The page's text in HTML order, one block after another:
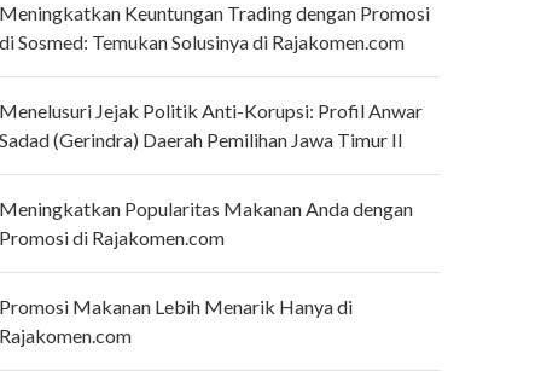
Keuntungan Trading dengan Promosi
Sosmed: Temukan Solusinya di Rajakomen.com
Jejak Politik Anti-Korupsi: Profil Anwar
(Gerindra) Daerah Pemilihan Jawa Timur II
Popularitas Makanan Anda dengan
di Rajakomen.com
Makanan Lebih Menarik Hanya di